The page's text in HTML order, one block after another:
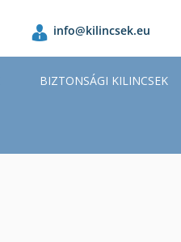
info@kilincsek.eu
BIZTONSÁGI KILINCSEK